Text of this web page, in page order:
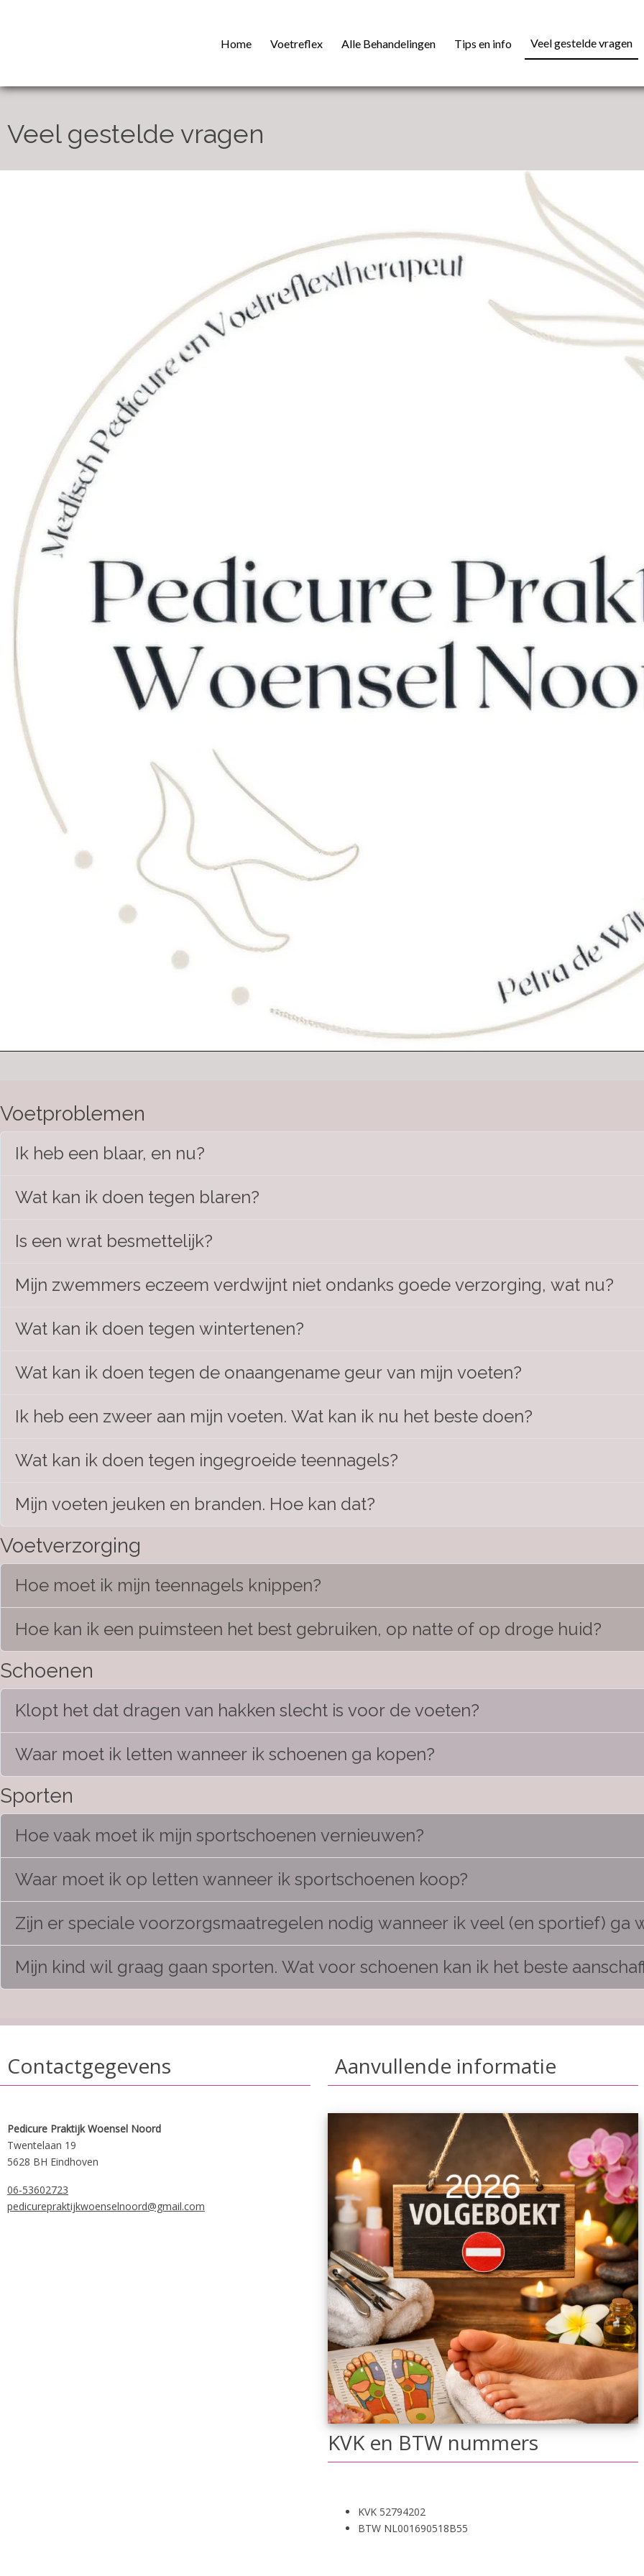
Home Voetreflex Alle Behandelingen Tips en info Veel gestelde vragen
Veel gestelde vragen
Voetproblemen
Ik heb een blaar, en nu?
Wat kan ik doen tegen blaren?
Is een wrat besmettelijk?
Mijn zwemmers eczeem verdwijnt niet ondanks goede verzorging, wat nu?
Wat kan ik doen tegen wintertenen?
Wat kan ik doen tegen de onaangename geur van mijn voeten?
Ik heb een zweer aan mijn voeten. Wat kan ik nu het beste doen?
Wat kan ik doen tegen ingegroeide teennagels?
Mijn voeten jeuken en branden. Hoe kan dat?
Voetverzorging
Hoe moet ik mijn teennagels knippen?
Hoe kan ik een puimsteen het best gebruiken, op natte of op droge huid?
Schoenen
Klopt het dat dragen van hakken slecht is voor de voeten?
Waar moet ik letten wanneer ik schoenen ga kopen?
Sporten
Hoe vaak moet ik mijn sportschoenen vernieuwen?
Waar moet ik op letten wanneer ik sportschoenen koop?
Zijn er speciale voorzorgsmaatregelen nodig wanneer ik veel (en sportief) ga
Mijn kind wil graag gaan sporten. Wat voor schoenen kan ik het beste
Contactgegevens
Pedicure Praktijk Woensel Noord
Twentelaan 19
5628 BH Eindhoven
06-53602723
pedicurepraktijkwoenselnoord@gmail.com
Aanvullende informatie
KVK en BTW nummers
KVK 52794202
BTW NL001690518B55